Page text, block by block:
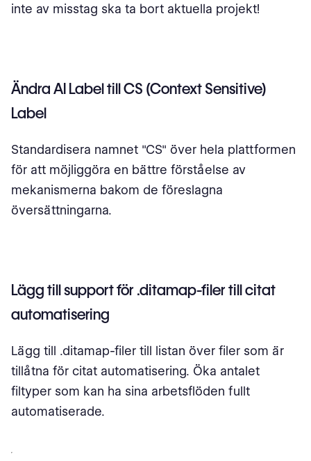
inte av misstag ska ta bort aktuella projekt!
Ändra AI Label till CS (Context Sensitive)
Label
Standardisera namnet "CS" över hela plattformen
för att möjliggöra en bättre förståelse av
mekanismerna bakom de föreslagna
översättningarna.
Lägg till support för .ditamap-filer till citat
automatisering
Lägg till .ditamap-filer till listan över filer som är
tillåtna för citat automatisering. Öka antalet
filtyper som kan ha sina arbetsflöden fullt
automatiserade.